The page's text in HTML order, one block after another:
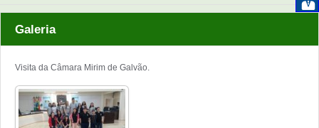
Galeria
Visita da Câmara Mirim de Galvão.